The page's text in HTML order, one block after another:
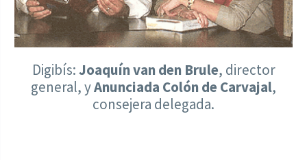
Digibís:Joaquín van den Brule, director
general, yAnunciada Colón de Carvajal,
consejera delegada.